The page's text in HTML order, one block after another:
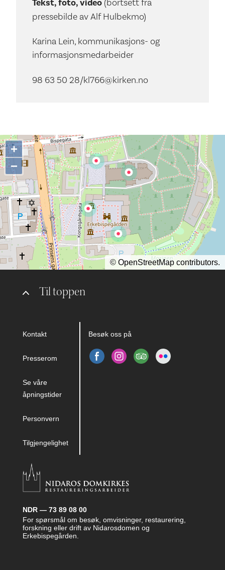
Tekst, foto, video
pressebilde av Alf Hulbekmo)
Karina Lein, kommunikasjons- og
informasjonsmedarbeider
98 63 50 28/kl766@kirken.no
Til toppen
Kontakt
Presserom
Se våre
åpningstider
Personvern
Tilgjengelighet
Besøk oss på
NDR — 73 89 08 00
For spørsmål om besøk, omvisninger, restaurering,
forskning eller drift av Nidarosdomen og
Erkebispegården.
+
−
© OpenStreetMap contributors.